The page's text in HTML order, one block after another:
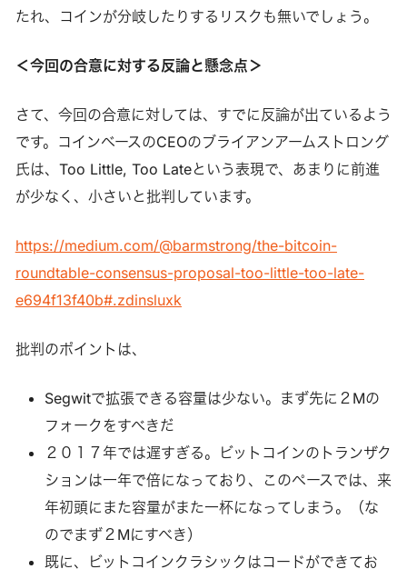
たれ、コインが分岐したりするリスクも無いでしょう。
＜今回の合意に対する反論と懸念点＞
さて、今回の合意に対しては、すでに反論が出ているよう
です。コインベースのCEOのブライアンアームストロング
氏は、Too Little, Too Lateという表現で、あまりに前進
が少なく、小さいと批判しています。
https://medium.com/@barmstrong/the-bitcoin-
roundtable-consensus-proposal-too-little-too-late-
e694f13f40b#.zdinsluxk
批判のポイントは、
Segwitで拡張できる容量は少ない。まず先に２Mの
フォークをすべきだ
２０１７年では遅すぎる。ビットコインのトランザク
ションは一年で倍になっており、このペースでは、来
年初頭にまた容量がまた一杯になってしまう。（な
のでまず２Mにすべき）
既に、ビットコインクラシックはコードができてお